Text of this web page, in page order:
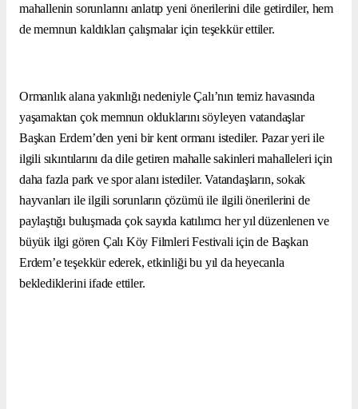
mahallenin sorunlarını anlatıp yeni önerilerini dile getirdiler, hem
de memnun kaldıkları çalışmalar için teşekkür ettiler.
Ormanlık alana yakınlığı nedeniyle Çalı’nın temiz havasında
yaşamaktan çok memnun olduklarını söyleyen vatandaşlar
Başkan Erdem’den yeni bir kent ormanı istediler. Pazar yeri ile
ilgili sıkıntılarını da dile getiren mahalle sakinleri mahalleleri için
daha fazla park ve spor alanı istediler. Vatandaşların, sokak
hayvanları ile ilgili sorunların çözümü ile ilgili önerilerini de
paylaştığı buluşmada çok sayıda katılımcı her yıl düzenlenen ve
büyük ilgi gören Çalı Köy Filmleri Festivali için de Başkan
Erdem’e teşekkür ederek, etkinliği bu yıl da heyecanla
beklediklerini ifade ettiler.